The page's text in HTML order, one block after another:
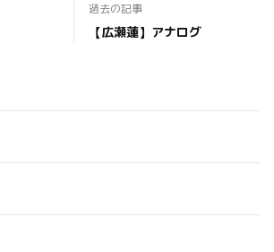
過去の記事
【広瀬蓮】アナログ